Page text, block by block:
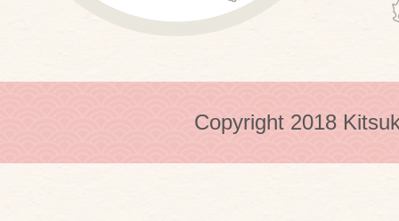
Copyright 2018